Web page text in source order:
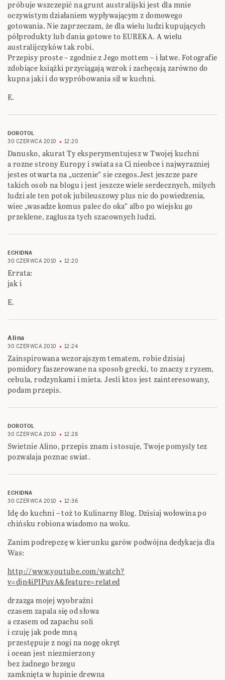
próbuje wszczepić na grunt australijski jest dla mnie
oczywistym działaniem wypływającym z domowego
gotowania. Nie zaprzeczam, że dla wielu ludzi kupujących
półprodukty lub dania gotowe to EUREKA. A wielu
australijczyków tak robi.
Przepisy proste – zgodnie z Jego mottem – i łatwe. Fotografie
zdobiące książki przyciągają wzrok i zachęcają zarówno do
kupna jaki i do wypróbowania sił w kuchni.
E.
DOROTOL
30 CZERWCA 2010
12:20
Danusko, akurat Ty eksperymentujesz w Twojej kuchni
a rozne strony Europy i swiata sa Ci nieobce i najwyrazniej
jestes otwarta na „uczenie” sie czegos.Jest jeszcze pare
takich osob na blogu i jest jeszcze wiele serdecznych, milych
ludzi ale ten potok jubileuszowy plus nic do powiedzenia,
wiec „wasadze komus palec do oka” albo po wiejsku go
przeklene, zaglusza tych szacownych ludzi.
ECHIDNA
30 CZERWCA 2010
12:20
Errata:
jak i
E.
Alina
30 CZERWCA 2010 12:24
Zainspirowana wczorajszym tematem, robie dzisiaj
pomidory faszerowane na sposob grecki, to znaczy z ryzem,
cebula, rodzynkami i mieta. Jesli ktos jest zainteresowany,
podam przepis.
DOROTOL
30 CZERWCA 2010
12:28
Swietnie Alino, przepis znam i stosuje, Twoje pomysly tez
pozwalaja poznac swiat.
ECHIDNA
30 CZERWCA 2010
12:36
Idę do kuchni – toż to Kulinarny Blog. Dzisiaj wołowina po
chińsku robiona wiadomo na woku.
Zanim podrepczę w kierunku garów podwójna dedykacja dla
Was:
http://www.youtube.com/watch?
v=djn4iPIPuvA&feature=related
drzazga mojej wyobraźni
czasem zapala się od słowa
a czasem od zapachu soli
i czuję jak pode mną
przestępuje z nogi na nogę okręt
i ocean jest niezmierzony
bez żadnego brzegu
zamknięta w łupinie drewna